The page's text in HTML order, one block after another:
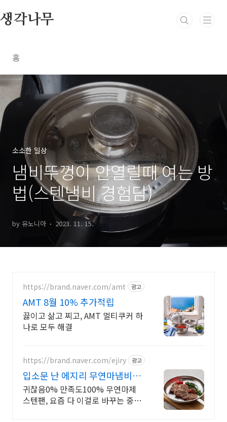
생각나무
홈
소소한 일상
냄비뚜껑이 안열릴때 여는 방
법(스텐냄비 경험담)
by 유노니아 2023. 11. 15.
https://brand.naver.com/amt 광고
AMT 8월 10% 추가적립
끓이고 삶고 찌고, AMT 멀티쿠커 하
나로 모두 해결
https://brand.naver.com/ejiry 광고
입소문 난 에지리 무연마냄비
2025무연마시리즈 출시!
귀찮음0% 만족도100% 무연마제
스텐팬, 요즘 다 이걸로 바꾸는 중!